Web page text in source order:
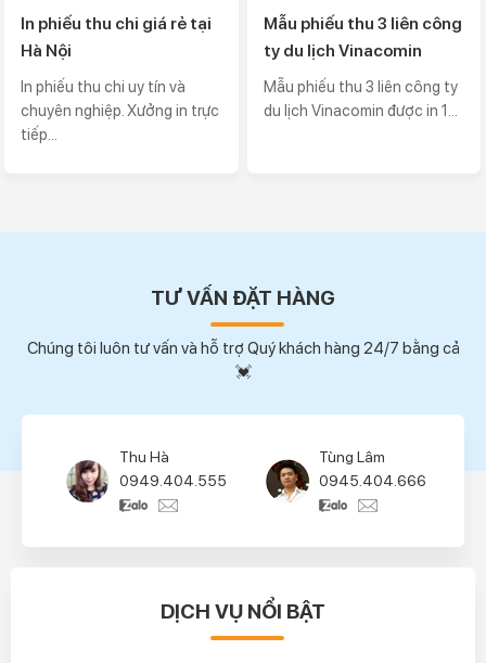
In phiếu thu chi giá rẻ tại
Hà Nội
In phiếu thu chi uy tín và
chuyên nghiệp. Xưởng in trực
tiếp...
Mẫu phiếu thu 3 liên công
ty du lịch Vinacomin
Mẫu phiếu thu 3 liên công ty
du lịch Vinacomin được in 1...
TƯ VẤN ĐẶT HÀNG
Chúng tôi luôn tư vấn và hỗ trợ Quý khách hàng 24/7 bằng cả
💓
Thu Hà
0949.404.555
Tùng Lâm
0945.404.666
DỊCH VỤ NỔI BẬT